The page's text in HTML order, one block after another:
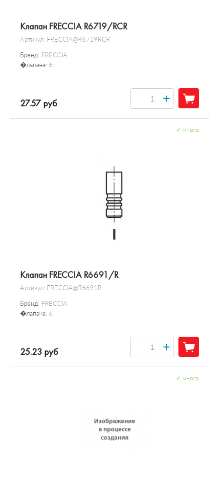
Клапан FRECCIA R6719/RCR
Артикул: FRECCIA@R6719RCR
Бренд: FRECCIA
�лапана: 6
27.57 руб +
Клапан FRECCIA R6691/R
Артикул: FRECCIA@R6691R
Бренд: FRECCIA
�лапана: 6
много
25.23 руб +
много